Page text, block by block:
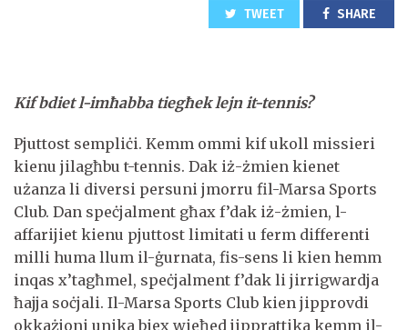
TWEET SHARE
Kif bdiet l-imħabba tiegħek lejn it-tennis?
Pjuttost sempliċi. Kemm ommi kif ukoll missieri
kienu jilagħbu t-tennis. Dak iż-żmien kienet
użanza li diversi persuni jmorru fil-Marsa Sports
Club. Dan speċjalment għax f’dak iż-żmien, l-
affarijiet kienu pjuttost limitati u ferm differenti
milli huma llum il-ġurnata, fis-sens li kien hemm
inqas x’tagħmel, speċjalment f’dak li jirrigwardja
ħajja soċjali. Il-Marsa Sports Club kien jipprovdi
okkażjoni unika biex wieħed jipprattika kemm il-